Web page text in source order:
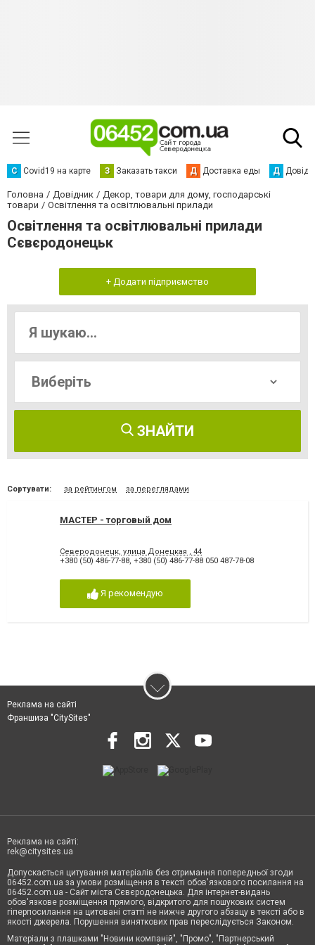
С Сovid19 на карте З Заказать такси Д Доставка еды Д
Головна Довідник
Декор, товари для дому, господарські
товари
Освітлення та освітлювальні прилади
Освітлення та освітлювальні прилади
Сєвєродонецьк
+ Додати підприємство
ЗНАЙТИ
Сортувати: за рейтингом за переглядами
МАСТЕР - торговый дом
Северодонецк, улица Донецкая , 44
+380 (50) 486-77-88, +380 (50) 486-77-88 050 487-78-08
Я рекомендую
Реклама на сайті
Франшиза "CitySites"
Реклама на сайті:
rek@citysites.ua
Допускається цитування матеріалів без отримання попередньої згоди
06452.com.ua за умови розміщення в тексті обов'язкового посилання на
06452.com.ua - Сайт міста Сєвєродонецька. Для інтернет-видань
обов'язкове розміщення прямого, відкритого для пошукових систем
гіперпосилання на цитовані статті не нижче другого абзацу в тексті або в
якості джерела. Порушення виняткових прав переслідується Законом.
Матеріали з плашками "Новини компаній", "Промо", "Партнерський